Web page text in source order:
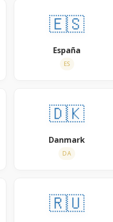
🇪🇸
España
ES
🇩🇰
Danmark
DA
🇷🇺